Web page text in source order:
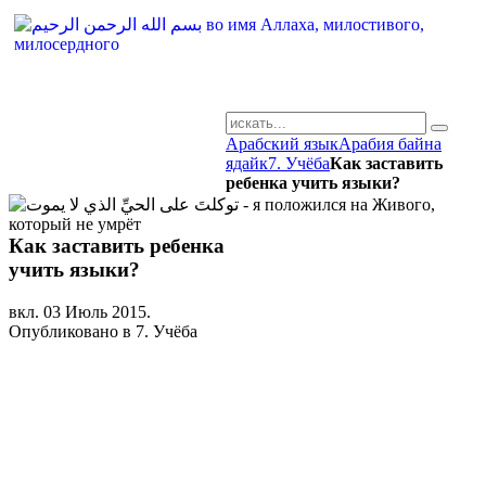
Арабский языкАрабия байна
ядайк7. УчёбаКак заставить
ребенка учить языки?
Как заставить ребенка
учить языки?
вкл. 03 Июль 2015.
Опубликовано в 7. Учёба